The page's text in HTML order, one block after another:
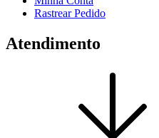
Rastrear Pedido
Atendimento